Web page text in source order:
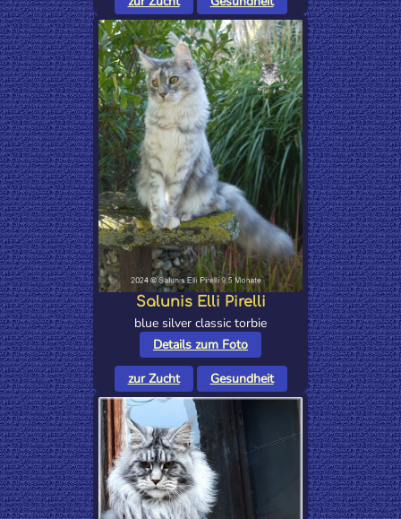
Salunis Elli Pirelli
blue silver classic torbie
Details zum Foto
zur Zucht
Gesundheit